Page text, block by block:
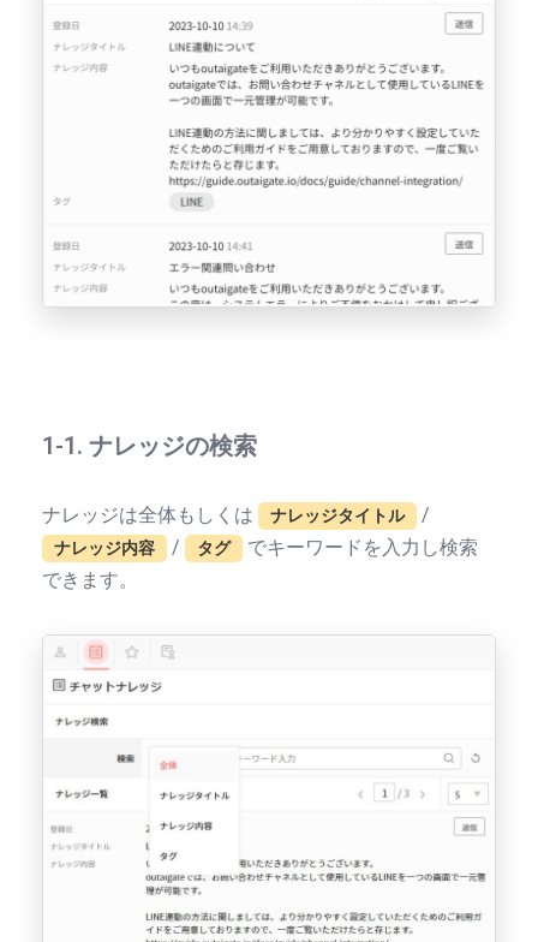
1-1. ナレッジの検索
ナレッジは全体もしくは ナレッジタイトル /
ナレッジ内容 / タグ
でキーワードを入力し検索
できます。